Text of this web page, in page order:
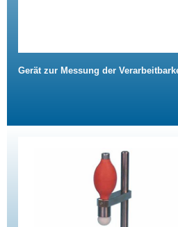
Gerät zur Messung der